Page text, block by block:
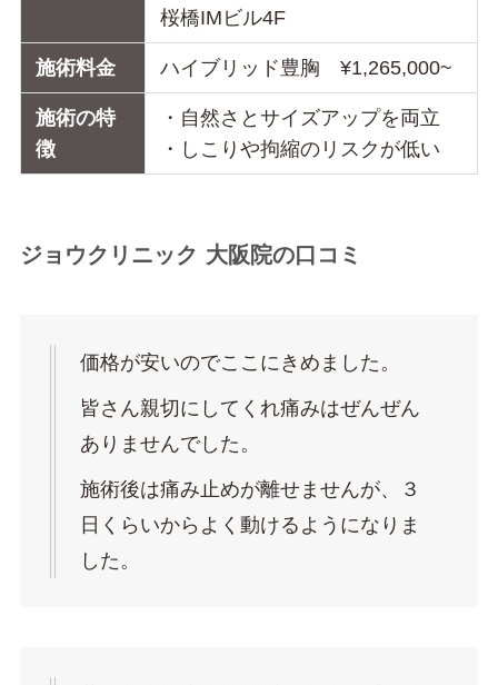
桜橋IMビル4F
施術料金 ハイブリッド豊胸 ¥1,265,000~
施術の特
徴
・自然さとサイズアップを両立
・しこりや拘縮のリスクが低い
ジョウクリニック 大阪院の口コミ
価格が安いのでここにきめました。
皆さん親切にしてくれ痛みはぜんぜん
ありませんでした。
施術後は痛み止めが離せませんが、３
日くらいからよく動けるようになりま
した。